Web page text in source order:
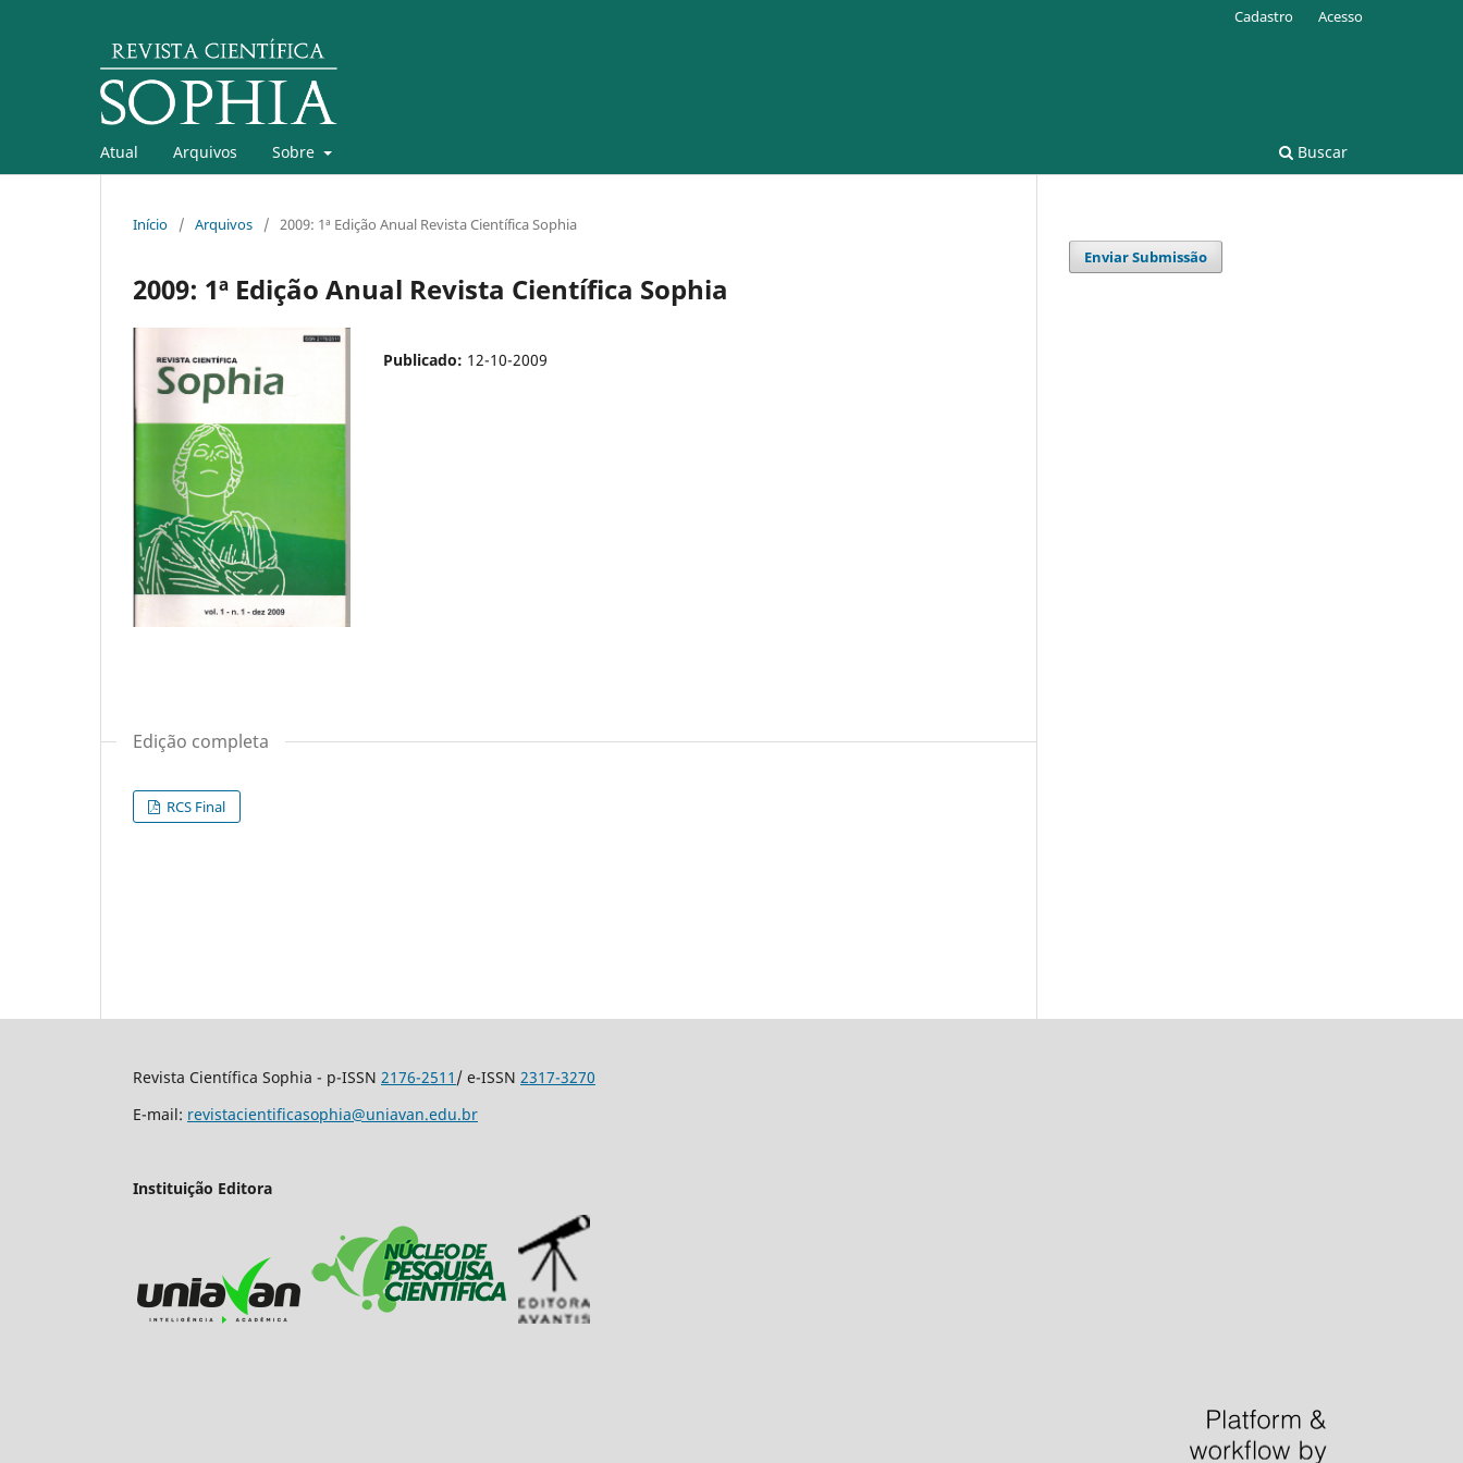
Atual Arquivos Sobre Buscar
Cadastro Acesso
Início / Arquivos / 2009: 1ª Edição Anual Revista Científica Sophia
2009: 1ª Edição Anual Revista Científica Sophia
Publicado: 12-10-2009
Edição completa
RCS Final
Enviar Submissão
Revista Científica Sophia - p-ISSN 2176-2511 / e-ISSN 2317-3270
E-mail: revistacientificasophia@uniavan.edu.br
Instituição Editora